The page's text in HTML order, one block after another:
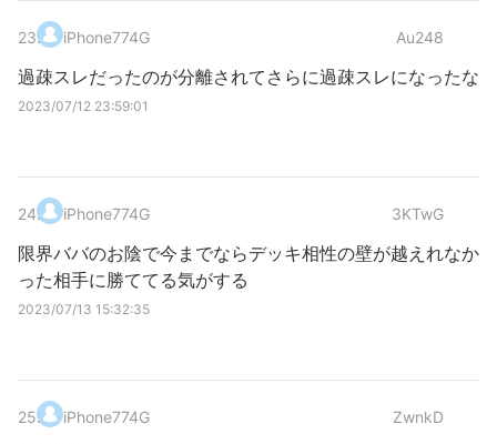
23. iPhone774G Au248
過疎スレだったのが分離されてさらに過疎スレになったな
2023/07/12 23:59:01
24. iPhone774G 3KTwG
限界ババのお陰で今までならデッキ相性の壁が越えれなか
った相手に勝ててる気がする
2023/07/13 15:32:35
25. iPhone774G ZwnkD